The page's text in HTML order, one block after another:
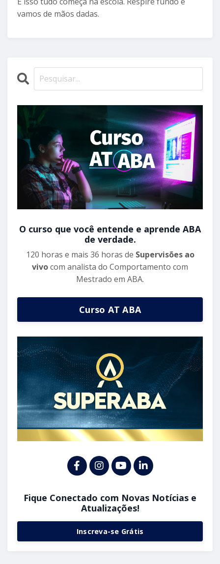
vamos de mãos dadas.
O curso que você entende e aprende ABA
de verdade.
120 horas e mais 36 horas de Supervisões ao
vivocom analista do Comportamento com
Mestrado em ABA.
Curso AT ABA
Fique Conectado com Novas Notícias e
Atualizações!
Inscreva-se Grátis